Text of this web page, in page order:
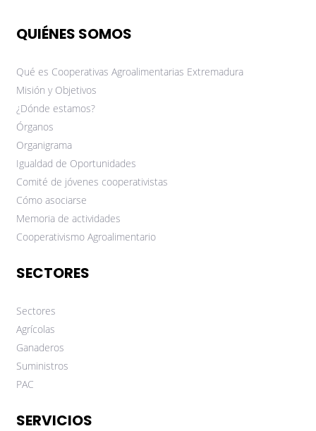
QUIÉNES SOMOS
Qué es Cooperativas Agroalimentarias Extremadura
Misión y Objetivos
¿Dónde estamos?
Órganos
Organigrama
Igualdad de Oportunidades
Comité de jóvenes cooperativistas
Cómo asociarse
Memoria de actividades
Cooperativismo Agroalimentario
SECTORES
Sectores
Agrícolas
Ganaderos
Suministros
PAC
SERVICIOS